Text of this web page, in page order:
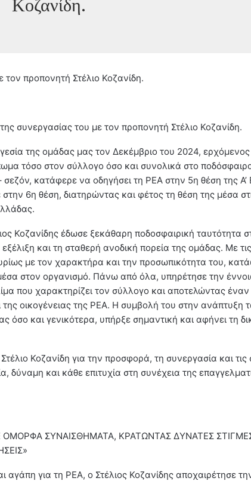
Κοζανίδη.
προπονητή Στέλιο Κοζανίδη.
συνεργασίας του με τον προπονητή Στέλιο Κοζανίδη.
της ομάδας μας τον Δεκέμβριο του 2024,
τόσο στον σύλλογο όσο και συνολικά στο
κατάφερε να οδηγήσει τη ΡΕΑ στην 5η θέση της Α’
6η θέση, διατηρώντας και φέτος τη θέση της μέσα
Κοζανίδης έδωσε ξεκάθαρη ποδοσφαιρική ταυτότητα
και τη σταθερή ανοδική πορεία της ομάδας. Με τις
με τον χαρακτήρα και την προσωπικότητα του,
στον οργανισμό. Πάνω από όλα, υπηρέτησε την
που χαρακτηρίζει τον σύλλογο και αποτελώντας έναν
οικογένειας της ΡΕΑ. Η συμβολή του στην ανάπτυξη
και γενικότερα, υπήρξε σημαντική και αφήνει τη
Κοζανίδη για την προσφορά, τη συνεργασία και τις
δύναμη και κάθε επιτυχία στη συνέχεια της
ΣΥΝΑΙΣΘΗΜΑΤΑ, ΚΡΑΤΩΝΤΑΣ ΔΥΝΑΤΕΣ
αγάπη για τη ΡΕΑ, ο Στέλιος Κοζανίδης αποχαιρέτησε